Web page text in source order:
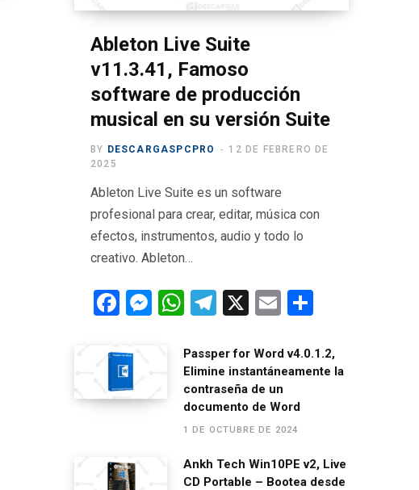
k e
r
a
m
m
Ableton Live Suite
v11.3.41, Famoso
software de producción
musical en su versión Suite
BY DESCARGASPCPRO
12 DE FEBRERO DE
2025
Ableton Live Suite es un software
profesional para crear, editar, música con
efectos, instrumentos, audio y todo lo
creativo. Ableton…
F
ce
b
o
k
M
g
W
at
s
A
p
p
T
e
gr
a
m
X
E
ail m
p
Passper for Word v4.0.1.2,
Elimine instantáneamente la
contraseña de un
documento de Word
1 DE OCTUBRE DE 2024
Ankh Tech Win10PE v2, Live
CD Portable – Bootea desde